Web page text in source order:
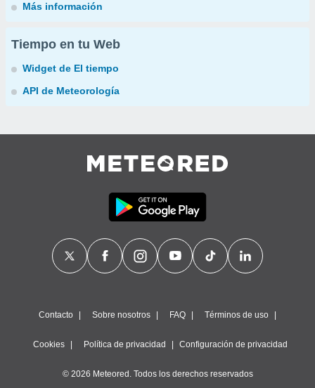
Más información
Tiempo en tu Web
Widget de El tiempo
API de Meteorología
Contacto Sobre nosotros FAQ Términos de uso
Cookies Política de privacidad Configuración de privacidad
© 2026 Meteored. Todos los derechos reservados